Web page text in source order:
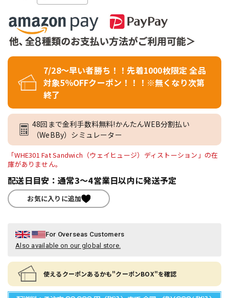
7/28～早い者勝ち！！先着1000枚限定 全品
対象5％OFFクーポン！！！※無くなり次第
終了
48回まで金利手数料無料!かんたんWEB分割払い
（WeBBy）シミュレーター
「WHE301 Fat Sandwich（ウェイヒュージ）ディストーション」の在
庫がありません。
配送日目安：通常3～4営業日以内に発送予定
お気に入りに追加
For Overseas Customers
Also available on our global store.
使えるクーポンあるかも"クーポンBOX"を確認